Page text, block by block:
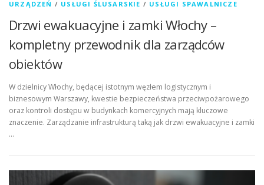
URZĄDZEŃ / USŁUGI ŚLUSARSKIE / USŁUGI SPAWALNICZE
Drzwi ewakuacyjne i zamki Włochy –
kompletny przewodnik dla zarządców
obiektów
W dzielnicy Włochy, będącej istotnym węzłem logistycznym i
biznesowym Warszawy, kwestie bezpieczeństwa przeciwpożarowego
oraz kontroli dostępu w budynkach komercyjnych mają kluczowe
znaczenie. Zarządzanie infrastrukturą taką jak drzwi ewakuacyjne i zamki
…